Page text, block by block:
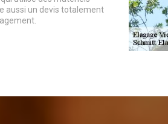
aussi un devis totalement